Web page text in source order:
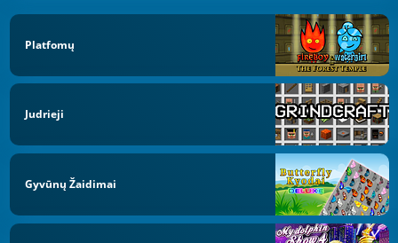
Platfomų
Judrieji
Gyvūnų Žaidimai